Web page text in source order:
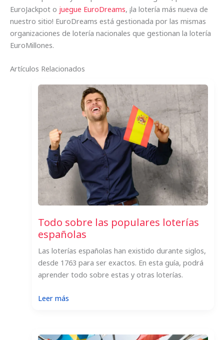
EuroJackpot o juegue EuroDreams, ¡la lotería más nueva de
nuestro sitio! EuroDreams está gestionada por las mismas
organizaciones de lotería nacionales que gestionan la lotería
EuroMillones.
Artículos Relacionados
Todo sobre las populares loterías
españolas
Las loterías españolas han existido durante siglos,
desde 1763 para ser exactos. En esta guía, podrá
aprender todo sobre estas y otras loterías.
Leer más:
las